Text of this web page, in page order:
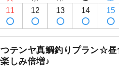
11 12 13 14 15
つテンヤ真鯛釣りプラン☆
しみ倍増♪